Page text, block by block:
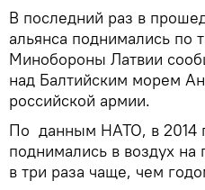
В последний раз в
альянса поднимались по
Минобороны Латвии
над Балтийским морем
российской армии.
По данным НАТО, в 2014
поднимались в воздух
в три раза чаще, чем